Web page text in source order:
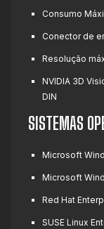
Consumo
Conector de
Resolução
NVIDIA 3D
DIN
SISTEMAS
Microsoft
Microsoft
Red Hat
SUSE Linux